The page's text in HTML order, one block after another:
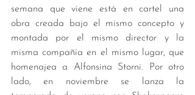
semana que viene está en cartel una
obra creada bajo el mismo concepto y
montada por el mismo director y la
misma compañía en el mismo lugar, que
homenajea a Alfonsina Storni. Por otro
lado, en noviembre se lanza la